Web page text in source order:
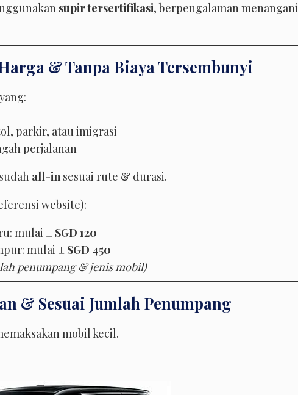
supir tersertifikasi, berpengalaman menangani
& Tanpa Biaya Tersembunyi
parkir, atau imigrasi
perjalanan
all-in sesuai rute & durasi.
website):
mulai ± SGD 120
mulai ± SGD 450
penumpang & jenis mobil)
& Sesuai Jumlah Penumpang
mobil kecil.